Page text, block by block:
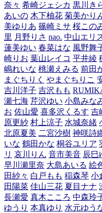
奈々 希崎ジェシカ 黒川き
あいの 木下柚花 菊美かり
美ゆりあ 篠崎ミサ 桜この
里 月野りさ nao. 中山エリ
蓮美ゆい 春菜はな 風野舞
崎りお 葉山レイコ 平井綾
嶋れいな 桃瀬えみる 前田
まぐちりく やまぐちりこ
吉川洋子 吉沢もも
瀬七海 芹沢ゆい 小島みな
お 佐山愛 喜多沢くるす 吉
原更紗 村上涼子 水城奈緒
北原夏美 二宮沙樹 神咲詩
いな 鶴田かな 桐谷ユリア
リ 哀川りん 音市美音 辰巳
早川瀬里奈 大島あいる 絵
田紗々 白戸もも 稲森琴 小
田陽菜 佳山三花 夏目ナナ
長瀬愛 真木こころ 中森玲
ゆうり 本真ゆり 水元ゆう